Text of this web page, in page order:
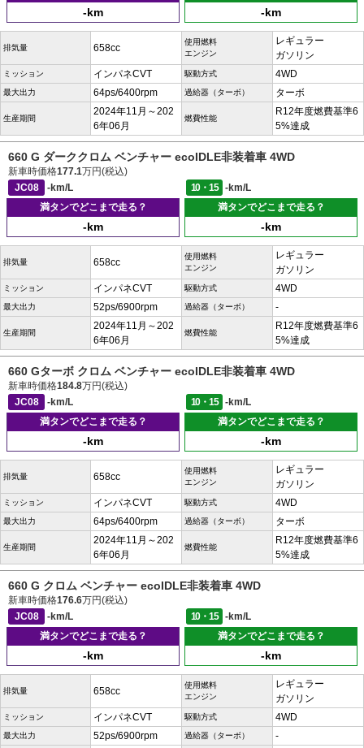
-km -km
排気量 658cc
使用燃料
エンジン
レギュラー
ガソリン
ミッション インパネCVT 駆動方式 4WD
最大出力 64ps/6400rpm 過給器（ターボ） ターボ
生産期間
2024年11月～202
6年06月
燃費性能
R12年度燃費基準6
5%達成
660 G ダーククロム ベンチャー ecoIDLE非装着車 4WD
新車時価格177.1万円(税込)
JC08
-km/L 10・15
-km/L
満タンでどこまで走る？
-km
満タンでどこまで走る？
-km
排気量 658cc
使用燃料
エンジン
レギュラー
ガソリン
ミッション インパネCVT 駆動方式 4WD
最大出力 52ps/6900rpm 過給器（ターボ） -
生産期間
2024年11月～202
6年06月
燃費性能
R12年度燃費基準6
5%達成
660 Gターボ クロム ベンチャー ecoIDLE非装着車 4WD
新車時価格184.8万円(税込)
JC08
-km/L 10・15
-km/L
満タンでどこまで走る？
-km
満タンでどこまで走る？
-km
排気量 658cc
使用燃料
エンジン
レギュラー
ガソリン
ミッション インパネCVT 駆動方式 4WD
最大出力 64ps/6400rpm 過給器（ターボ） ターボ
生産期間
2024年11月～202
6年06月
燃費性能
R12年度燃費基準6
5%達成
660 G クロム ベンチャー ecoIDLE非装着車 4WD
新車時価格176.6万円(税込)
JC08
-km/L 10・15
-km/L
満タンでどこまで走る？
-km
満タンでどこまで走る？
-km
排気量 658cc
使用燃料
エンジン
レギュラー
ガソリン
ミッション インパネCVT 駆動方式 4WD
最大出力 52ps/6900rpm 過給器（ターボ） -